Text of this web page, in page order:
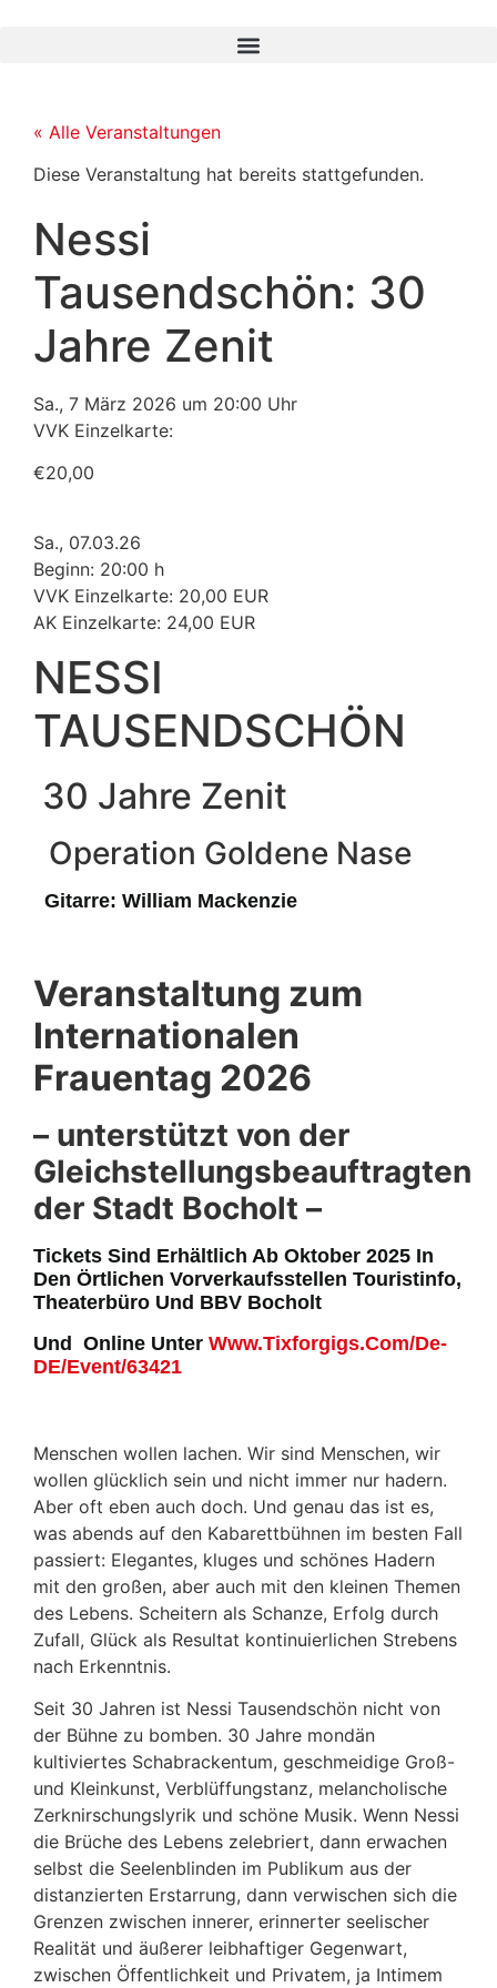
« Alle Veranstaltungen
Diese Veranstaltung hat bereits stattgefunden.
Nessi
Tausendschön: 30
Jahre Zenit
Sa., 7 März 2026 um 20:00 Uhr
VVK Einzelkarte:
€20,00
Sa., 07.03.26
Beginn: 20:00 h
VVK Einzelkarte: 20,00 EUR
AK Einzelkarte: 24,00 EUR
NESSI
TAUSENDSCHÖN
30 Jahre Zenit
Operation Goldene Nase
Gitarre: William Mackenzie
Veranstaltung zum
Internationalen
Frauentag 2026
– unterstützt von der
Gleichstellungsbeauftragten
der Stadt Bocholt –
Tickets Sind Erhältlich Ab Oktober 2025 In
Den Örtlichen Vorverkaufsstellen Touristinfo,
Theaterbüro Und BBV Bocholt
Und Online Unter Www.tixforgigs.com/de-
DE/Event/63421
Menschen wollen lachen. Wir sind Menschen, wir
wollen glücklich sein und nicht immer nur hadern.
Aber oft eben auch doch. Und genau das ist es,
was abends auf den Kabarettbühnen im besten Fall
passiert: Elegantes, kluges und schönes Hadern
mit den großen, aber auch mit den kleinen Themen
des Lebens. Scheitern als Schanze, Erfolg durch
Zufall, Glück als Resultat kontinuierlichen Strebens
nach Erkenntnis.
Seit 30 Jahren ist Nessi Tausendschön nicht von
der Bühne zu bomben. 30 Jahre mondän
kultiviertes Schabrackentum, geschmeidige Groß-
und Kleinkunst, Verblüffungstanz, melancholische
Zerknirschungslyrik und schöne Musik. Wenn Nessi
die Brüche des Lebens zelebriert, dann erwachen
selbst die Seelenblinden im Publikum aus der
distanzierten Erstarrung, dann verwischen sich die
Grenzen zwischen innerer, erinnerter seelischer
Realität und äußerer leibhaftiger Gegenwart,
zwischen Öffentlichkeit und Privatem, ja Intimem